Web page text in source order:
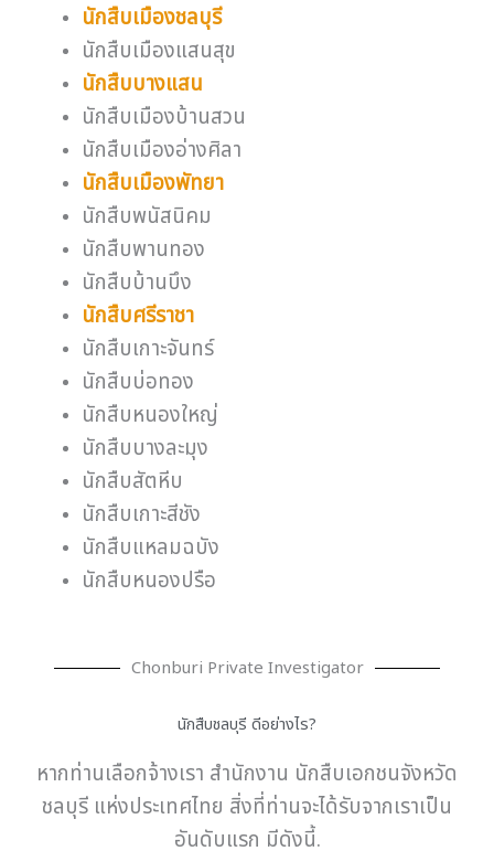
นักสืบเมืองชลบุรี
นักสืบเมืองแสนสุข
นักสืบบางแสน
นักสืบเมืองบ้านสวน
นักสืบเมืองอ่างศิลา
นักสืบเมืองพัทยา
นักสืบพนัสนิคม
นักสืบพานทอง
นักสืบบ้านบึง
นักสืบศรีราชา
นักสืบเกาะจันทร์
นักสืบบ่อทอง
นักสืบหนองใหญ่
นักสืบบางละมุง
นักสืบสัตหีบ
นักสืบเกาะสีชัง
นักสืบแหลมฉบัง
นักสืบหนองปรือ
Chonburi Private Investigator
นักสืบชลบุรี ดีอย่างไร?
หากท่านเลือกจ้างเรา สำนักงาน นักสืบเอกชนจังหวัด
ชลบุรี แห่งประเทศไทย สิ่งที่ท่านจะได้รับจากเราเป็น
อันดับแรก มีดังนี้.